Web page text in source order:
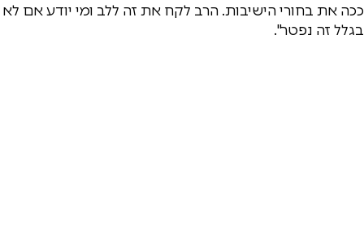
ככה את בחורי הישיבות. הרב לקח את זה ללב ומי יודע אם לא
בגלל זה נפטר".